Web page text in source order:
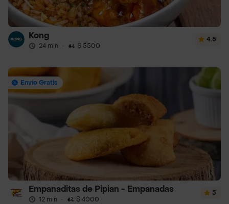
Kong
24 min · $ 5500
4.5
Envío Gratis
Empanaditas de Pipian - Empanadas
12 min · $ 4000
5